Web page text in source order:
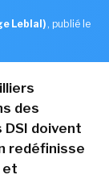
Leblal) , publié le
des
doivent
redéfinisse
et